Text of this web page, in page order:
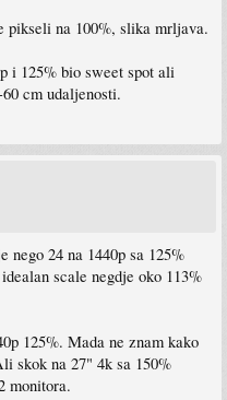
pikseli na 100%, slika mrljava.
i 125% bio sweet spot ali
cm udaljenosti.
nego 24 na 1440p sa 125%
scale negdje oko 113%
125%. Mada ne znam kako
skok na 27" 4k sa 150%
monitora.